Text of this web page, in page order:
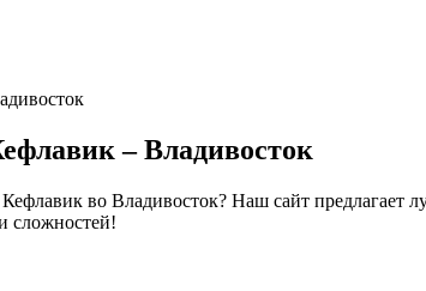
– Владивосток
во Владивосток? Наш сайт предлагает
сложностей!